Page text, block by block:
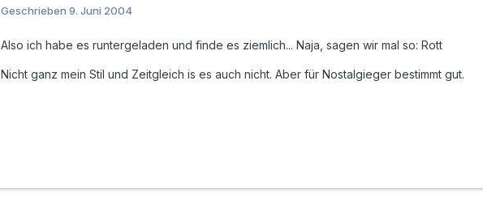
Geschrieben 9. Juni 2004
Also ich habe es runtergeladen und finde es ziemlich... Naja, sagen wir mal so: Rott
Nicht ganz mein Stil und Zeitgleich is es auch nicht. Aber für Nostalgieger bestimmt gut.